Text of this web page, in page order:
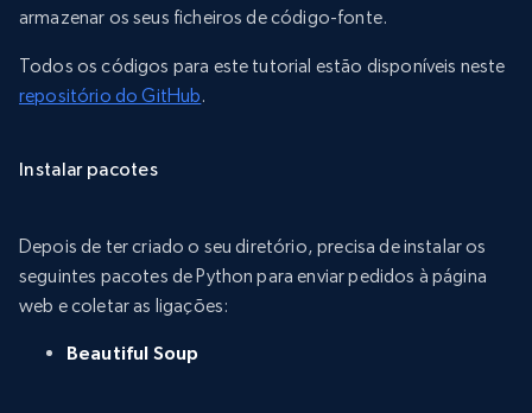
armazenar os seus ficheiros de código-fonte.
Todos os códigos para este tutorial estão disponíveis neste
repositório do GitHub.
Instalar pacotes
Depois de ter criado o seu diretório, precisa de instalar os
seguintes pacotes de Python para enviar pedidos à página
web e coletar as ligações:
Beautiful Soup